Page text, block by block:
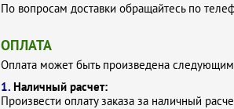
По вопросам доставки обращайтесь по
ОПЛАТА
Оплата может быть произведена
1. Наличный расчет:
Произвести оплату заказа за наличный